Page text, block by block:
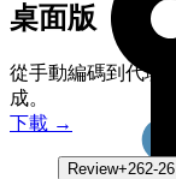
桌面版
從手動編碼到代理
成。
下載 →
Review+262-26